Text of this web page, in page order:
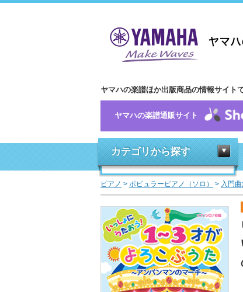
ヤマハの楽譜ほか出版商品の情報サイトで
ヤマハの楽譜通販サイト
カテゴリから探す
ピアノ > ポピュラーピアノ（ソロ） > 入門